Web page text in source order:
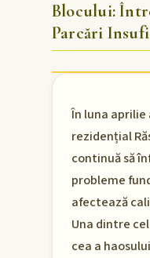
Blocului:
Parcări
În luna aprilie
rezidențial
continuă să
probleme
afectează
Una dintre
cea a